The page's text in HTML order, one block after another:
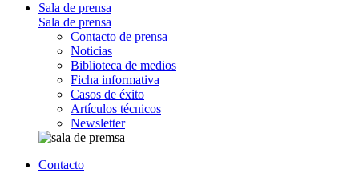
Sala de prensa
Sala de prensa
Contacto de prensa
Noticias
Biblioteca de medios
Ficha informativa
Casos de éxito
Artículos técnicos
Newsletter
Contacto